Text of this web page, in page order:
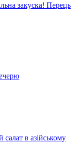
закуска! Перець
в азійському